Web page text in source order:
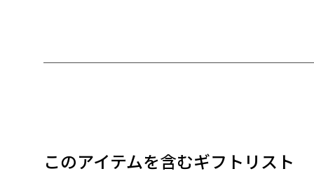
このアイテムを含むギフトリスト